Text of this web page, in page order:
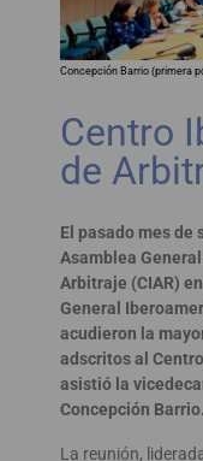
Concepción Barrio (primera
Centro
de
El pasado mes de
Asamblea
Arbitraje (CIAR)
General
acudieron la
adscritos al
asistió la
Concepción Barrio.
La reunión,